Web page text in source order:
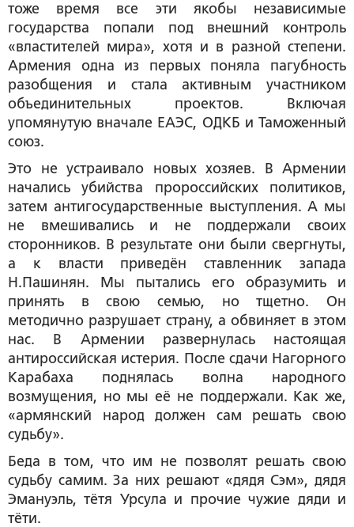
тоже время все эти якобы независимые
государства попали под внешний контроль
«властителей мира», хотя и в разной степени.
Армения одна из первых поняла пагубность
разобщения и стала активным участником
объединительных проектов. Включая
упомянутую вначале ЕАЭС, ОДКБ и Таможенный
союз.
Это не устраивало новых хозяев. В Армении
начались убийства пророссийских политиков,
затем антигосударственные выступления. А мы
не вмешивались и не поддержали своих
сторонников. В результате они были свергнуты,
а к власти приведён ставленник запада
Н.Пашинян. Мы пытались его образумить и
принять в свою семью, но тщетно. Он
методично разрушает страну, а обвиняет в этом
нас. В Армении развернулась настоящая
антироссийская истерия. После сдачи Нагорного
Карабаха поднялась волна народного
возмущения, но мы её не поддержали. Как же,
«армянский народ должен сам решать свою
судьбу».
Беда в том, что им не позволят решать свою
судьбу самим. За них решают «дядя Сэм», дядя
Эмануэль, тётя Урсула и прочие чужие дяди и
тёти.